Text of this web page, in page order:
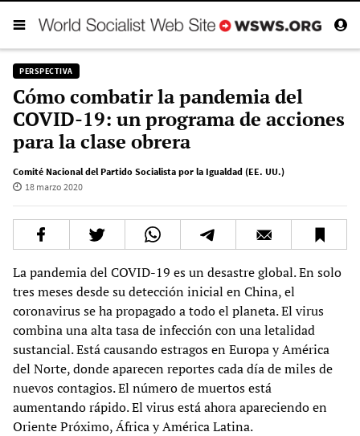
PERSPECTIVA
Cómo combatir la pandemia del
COVID-19: un programa de acciones
para la clase obrera
Comité Nacional del Partido Socialista por la Igualdad (EE. UU.)
18 marzo 2020
La pandemia del COVID-19 es un desastre global. En solo
tres meses desde su detección inicial en China, el
coronavirus se ha propagado a todo el planeta. El virus
combina una alta tasa de infección con una letalidad
sustancial. Está causando estragos en Europa y América
del Norte, donde aparecen reportes cada día de miles de
nuevos contagios. El número de muertos está
aumentando rápido. El virus está ahora apareciendo en
Oriente Próximo, África y América Latina.